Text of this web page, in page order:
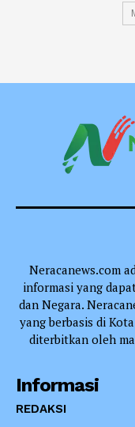
Neracanews.com
informasi yang
dan Negara.
yang berbasis di
diterbitkan oleh
Informasi
REDAKSI